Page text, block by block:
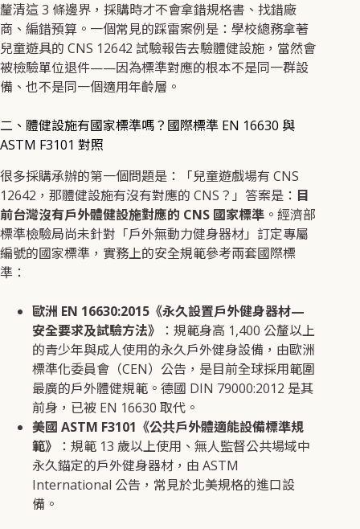
釐清這 3 條邊界，採購時才不會拿錯規格書、找錯廠
商、編錯預算。一個常見的踩雷案例是：學校總務拿著
兒童遊具的 CNS 12642 試驗報告去驗體健設施，當然會
被檢驗單位退件——因為標準對應的根本不是同一群設
備、也不是同一個適用年齡層。
二、體健設施有國家標準嗎？國際標準 EN 16630 與
ASTM F3101 對照
很多採購承辦的第一個問題是：「兒童遊戲場有 CNS
12642，那體健設施有沒有對應的 CNS？」答案是： 目
前台灣沒有戶外體健設施對應的 CNS 國家標準 。經濟部
標準檢驗局尚未針對「戶外無動力健身器材」訂定專屬
編號的國家標準，實務上的安全規範參考兩套國際標
準：
歐洲 EN 16630:2015《永久設置戶外健身器材—
安全要求及試驗方法》
：規範身高 1,400 公釐以上
的青少年與成人使用的永久戶外健身設備，由歐洲
標準化委員會（CEN）公告，是目前全球採用範圍
最廣的戶外體健規範。德國 DIN 79000:2012 是其
前身，已被 EN 16630 取代。
美國 ASTM F3101《公共戶外體適能設備標準規
範》
：規範 13 歲以上使用、無人監督公共場域中
永久錨定的戶外健身器材，由 ASTM
International 公告，常見於北美規格的進口設
備。